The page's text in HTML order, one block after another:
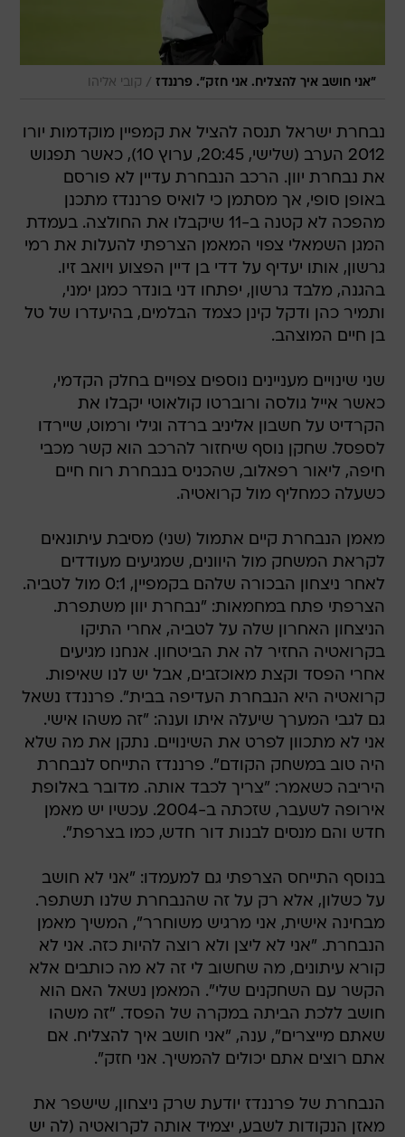
"אני חושב איך להצליח. אני חזק". פרננדז / קובי אליהו
נבחרת ישראל תנסה להציל את קמפיין מוקדמות יורו
2012 הערב (שלישי, 20:45, ערוץ 10), כאשר תפגוש
את נבחרת יוון. הרכב הנבחרת עדיין לא פורסם
באופן סופי, אך מסתמן כי לואיס פרננדז מתכנן
מהפכה לא קטנה ב-11 שיקבלו את החולצה. בעמדת
המגן השמאלי צפוי המאמן הצרפתי להעלות את רמי
גרשון, אותו יעדיף על דדי בן דיין הפצוע ויואב זיו.
בהגנה, מלבד גרשון, יפתחו דני בונדר כמגן ימני,
ותמיר כהן ודקל קינן כצמד הבלמים, בהיעדרו של טל
בן חיים המוצהב.
שני שינויים מעניינים נוספים צפויים בחלק הקדמי,
כאשר אייל גולסה ורוברטו קולאוטי יקבלו את
הקרדיט על חשבון אליניב ברדה וגילי ורמוט, שיירדו
לספסל. שחקן נוסף שיחזור להרכב הוא קשר מכבי
חיפה, ליאור רפאלוב, שהכניס בנבחרת רוח חיים
כשעלה כמחליף מול קרואטיה.
מאמן הנבחרת קיים אתמול (שני) מסיבת עיתונאים
לקראת המשחק מול היוונים, שמגיעים מעודדים
לאחר ניצחון הבכורה שלהם בקמפיין, 0:1 מול לטביה.
הצרפתי פתח במחמאות: "נבחרת יוון משתפרת.
הניצחון האחרון שלה על לטביה, אחרי התיקו
בקרואטיה החזיר לה את הביטחון. אנחנו מגיעים
אחרי הפסד וקצת מאוכזבים, אבל יש לנו שאיפות.
קרואטיה היא הנבחרת העדיפה בבית". פרננדז נשאל
גם לגבי המערך שיעלה איתו וענה: "זה משהו אישי.
אני לא מתכוון לפרט את השינויים. נתקן את מה שלא
היה טוב במשחק הקודם". פרננדז התייחס לנבחרת
היריבה כשאמר: "צריך לכבד אותה. מדובר באלופת
אירופה לשעבר, שזכתה ב-2004. עכשיו יש מאמן
חדש והם מנסים לבנות דור חדש, כמו בצרפת".
בנוסף התייחס הצרפתי גם למעמדו: "אני לא חושב
על כשלון, אלא רק על זה שהנבחרת שלנו תשתפר.
מבחינה אישית, אני מרגיש משוחרר", המשיך מאמן
הנבחרת. "אני לא ליצן ולא רוצה להיות כזה. אני לא
קורא עיתונים, מה שחשוב לי זה לא מה כותבים אלא
הקשר עם השחקנים שלי". המאמן נשאל האם הוא
חושב ללכת הביתה במקרה של הפסד. "זה משהו
שאתם מייצרים", ענה, "אני חושב איך להצליח. אם
אתם רוצים אתם יכולים להמשיך. אני חזק".
הנבחרת של פרננדז יודעת שרק ניצחון, שישפר את
מאזן הנקודות לשבע, יצמיד אותה לקרואטיה (לה יש